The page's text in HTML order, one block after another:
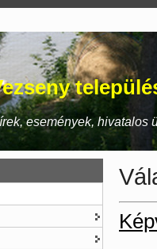
események, hivatalos